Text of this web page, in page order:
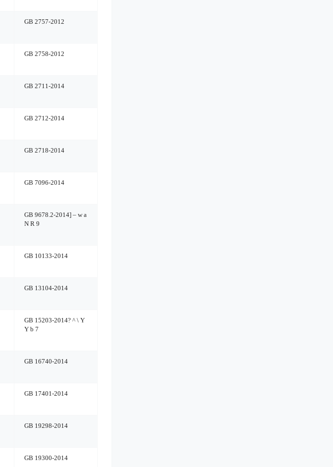
GB 2757-2012
GB 2758-2012
GB 2711-2014
GB 2712-2014
GB 2718-2014
GB 7096-2014
GB 9678.2-2014] – w a
N R 9
GB 10133-2014
GB 13104-2014
GB 15203-2014? ^ \ Y
Y b 7
GB 16740-2014
GB 17401-2014
GB 19298-2014
GB 19300-2014